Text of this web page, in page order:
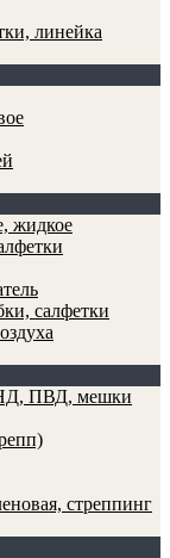
линейка
жидкое
салфетки
ПВД, мешки
стреппинг